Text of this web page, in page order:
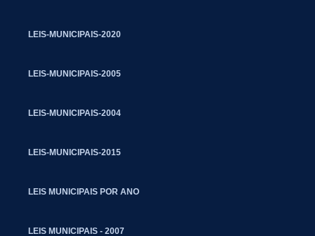
LEIS-MUNICIPAIS-2020
LEIS-MUNICIPAIS-2005
LEIS-MUNICIPAIS-2004
LEIS-MUNICIPAIS-2015
LEIS MUNICIPAIS POR ANO
LEIS MUNICIPAIS - 2007